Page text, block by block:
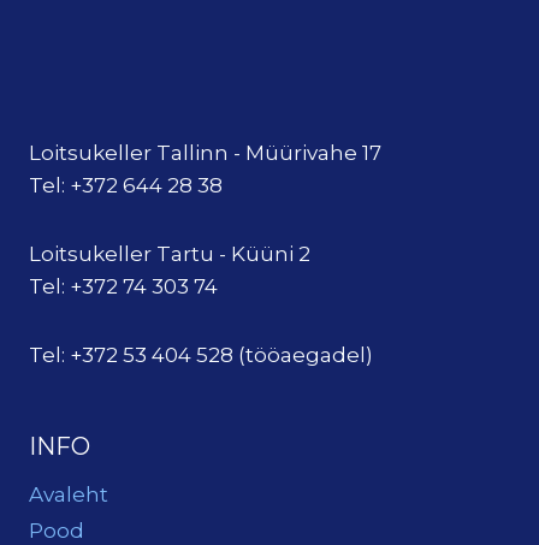
Loitsukeller Tallinn - Müürivahe 17
Tel: +372 644 28 38
Loitsukeller Tartu - Küüni 2
Tel: +372 74 303 74
Tel: +372 53 404 528 (tööaegadel)
INFO
Avaleht
Pood